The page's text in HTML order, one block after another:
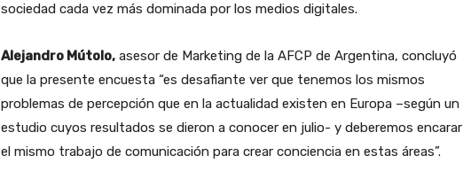
sociedad cada vez más dominada por los medios digitales.
Alejandro Mútolo,asesor de Marketing de la AFCP de Argentina, concluyó
que la presente encuesta “es desafiante ver que tenemos los mismos
problemas de percepción que en la actualidad existen en Europa –según un
estudio cuyos resultados se dieron a conocer en julio- y deberemos encarar
el mismo trabajo de comunicación para crear conciencia en estas áreas”.